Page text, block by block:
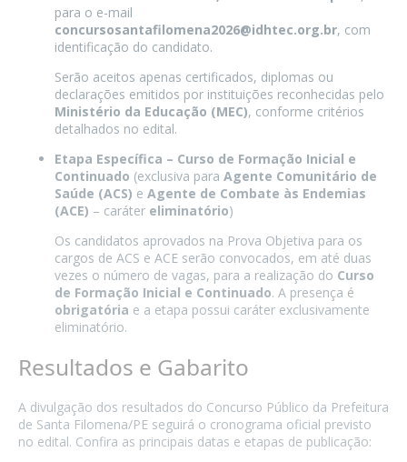
para o e-mail
concursosantafilomena2026@idhtec.org.br, com
identificação do candidato.
Serão aceitos apenas certificados, diplomas ou
declarações emitidos por instituições reconhecidas pelo
Ministério da Educação (MEC), conforme critérios
detalhados no edital.
Etapa Específica – Curso de Formação Inicial e
Continuado (exclusiva para Agente Comunitário de
Saúde (ACS) e Agente de Combate às Endemias
(ACE) – caráter eliminatório)
Os candidatos aprovados na Prova Objetiva para os
cargos de ACS e ACE serão convocados, em até duas
vezes o número de vagas, para a realização do Curso
de Formação Inicial e Continuado. A presença é
obrigatória e a etapa possui caráter exclusivamente
eliminatório.
Resultados e Gabarito
A divulgação dos resultados do Concurso Público da Prefeitura
de Santa Filomena/PE seguirá o cronograma oficial previsto
no edital. Confira as principais datas e etapas de publicação: